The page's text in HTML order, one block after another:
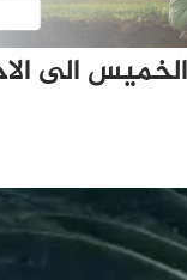
الى